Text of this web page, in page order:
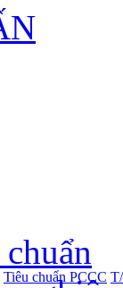
Tiêu chuẩn PCCC